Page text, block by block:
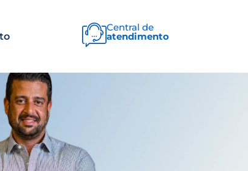
Central de
atendimento